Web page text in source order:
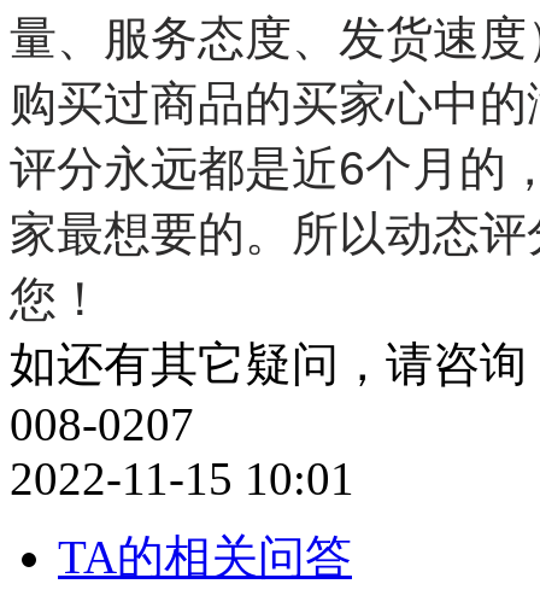
量、服务态度、发货速
购买过商品的买家心中
评分永远都是近6个月的
家最想要的。所以动态
您！
如还有其它疑问，请咨询
008-0207
2022-11-15 10:01
TA的相关问答